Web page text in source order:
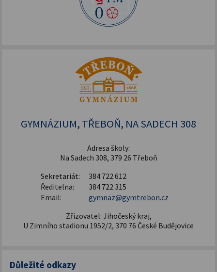
GYMNÁZIUM, TŘEBOŇ, NA SADECH 308
Adresa školy:
Na Sadech 308, 379 26 Třeboň
Sekretariát:
384 722 612
Ředitelna:
384 722 315
Email:
gymnaz@gymtrebon.cz
Zřizovatel: Jihočeský kraj,
U Zimního stadionu 1952/2, 370 76 České Budějovice
Důležité odkazy